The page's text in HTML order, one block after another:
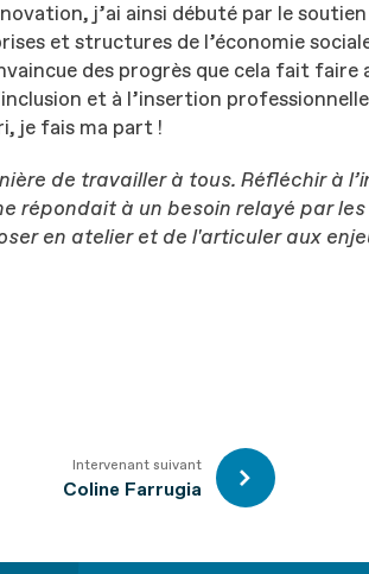
j’ai ainsi débuté par le
et structures de l’économie
des progrès que cela fait faire
et à l’insertion
je fais ma part !
de travailler à tous. Réfléchir à
répondait à un besoin relayé par
en atelier et de l'articuler aux
Intervenant suivant
Coline Farrugia